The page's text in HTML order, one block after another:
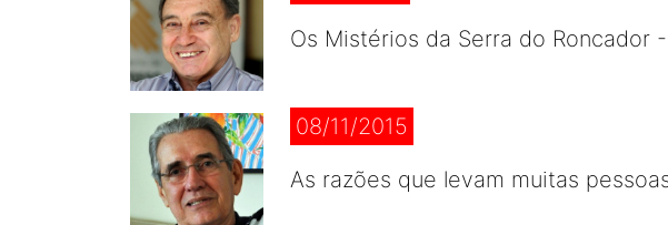
Os Mistérios da Serra do Roncador
08/11/2015
As razões que levam muitas